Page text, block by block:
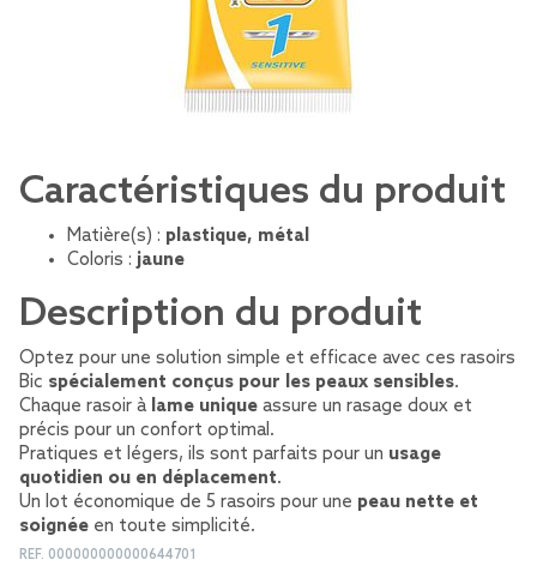
Caractéristiques du produit
Matière(s) : plastique, métal
Coloris : jaune
Description du produit
Optez pour une solution simple et efficace avec ces rasoirs
Bic spécialement conçus pour les peaux sensibles.
Chaque rasoir à lame unique assure un rasage doux et
précis pour un confort optimal.
Pratiques et légers, ils sont parfaits pour un usage
quotidien ou en déplacement.
Un lot économique de 5 rasoirs pour une peau nette et
soignée en toute simplicité.
REF. 000000000000644701